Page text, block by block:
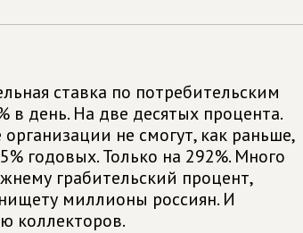
ставка по потребительским
в день. На две десятых процента.
не смогут, как раньше,
годовых. Только на 292%. Много
грабительский процент,
миллионы россиян. И
коллекторов.